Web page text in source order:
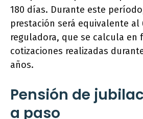
180 días. Durante este
prestación será equivalente al
reguladora, que se calcula en
cotizaciones realizadas
años.
Pensión de
a paso